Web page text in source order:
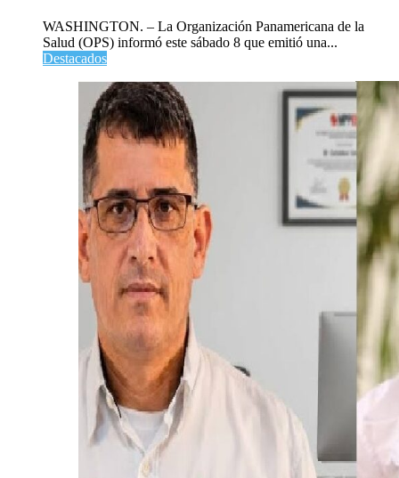
WASHINGTON. – La Organización Panamericana de la
Salud (OPS) informó este sábado 8 que emitió una...
Destacados